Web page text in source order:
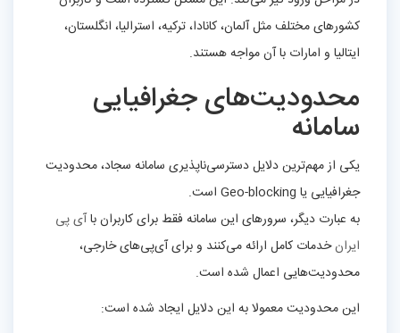
کشورهای مختلف مثل آلمان، کانادا، ترکیه، استرالیا، انگلستان،
ایتالیا و امارات با آن مواجه هستند.
محدودیت‌های جغرافیایی
سامانه
یکی از مهم‌ترین دلایل دسترسی‌ناپذیری سامانه سجاد، محدودیت
جغرافیایی یا Geo-blocking است.
به عبارت دیگر، سرورهای این سامانه فقط برای کاربران باآی پی
ایرانخدمات کامل ارائه می‌کنند و برای آی‌پی‌های خارجی،
محدودیت‌هایی اعمال شده است.
این محدودیت معمولا به این دلایل ایجاد شده است: